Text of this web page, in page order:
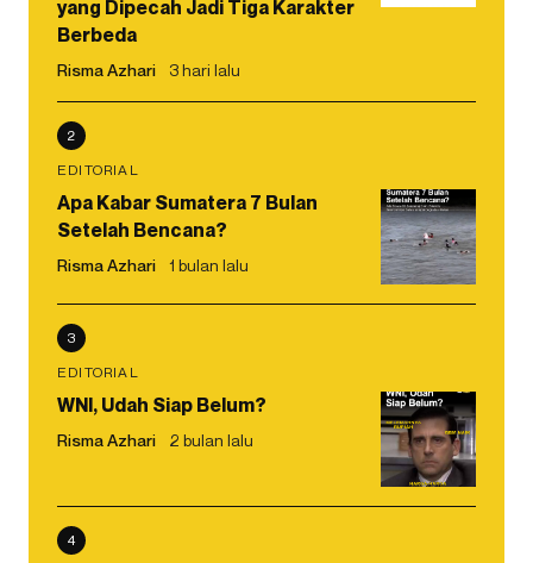
yang Dipecah Jadi Tiga Karakter
Berbeda
Risma Azhari 3 hari lalu
2
EDITORIAL
Apa Kabar Sumatera 7 Bulan
Setelah Bencana?
Risma Azhari 1 bulan lalu
3
EDITORIAL
WNI, Udah Siap Belum?
Risma Azhari 2 bulan lalu
4